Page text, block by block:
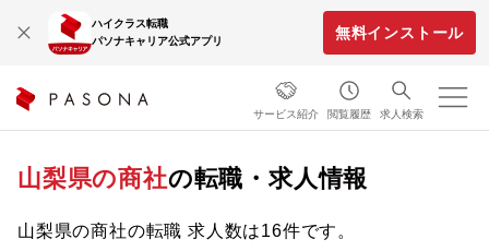
ハイクラス転職
パソナキャリア公式アプリ
無料インストール
サービス紹介 閲覧履歴 求人検索
山梨県の商社の転職・求人情報
山梨県の商社の転職 求人数は16件です。